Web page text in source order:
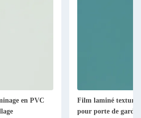
en PVC
Film laminé texturé
pour porte de